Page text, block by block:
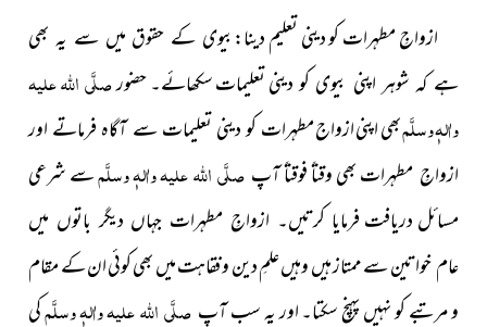
ازواجِ مطہرات کو دینی تعلیم دینا: بیوی کے حقوق میں سے یہ بھی
ہے کہ شوہر اپنی بیوی کو دینی تعلیمات سکھائے۔ حضورصلَّی اللہ علیہ
واٰلہٖ وسلَّمبھی اپنی ازواجمطہرات کو دینی تعلیمات سے آگاہ فرماتے اور
ازواجِ مطہراتبھی وقتاً فوقتاً آپصلَّی اللہ علیہ واٰلہٖ وسلَّمسے شرعی
مسائل دریافت فرمایا کرتیں۔ ازواجِ مطہرات جہاں دیگر باتوں میں
عام خواتینسے ممتاز ہیں وہیں علمِ دین و فقاہت میں بھی کوئی ان کے مقام
و مرتبے کو نہیں پہنچ سکتا۔ اور یہ سب آپصلَّی اللہ علیہ واٰلہٖ وسلَّمکی